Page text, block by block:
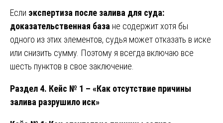
Если экспертиза после залива для суда:
доказательственная база не содержит хотя бы
одного из этих элементов, судья может отказать в иске
или снизить сумму. Поэтому я всегда включаю все
шесть пунктов в свое заключение.
Раздел 4. Кейс № 1 – «Как отсутствие причины
залива разрушило иск»